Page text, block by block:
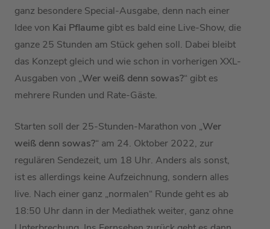
ganz besondere Special-Ausgabe, denn nach einer
Idee von Kai Pflaume gibt es bald eine Live-Show, die
ganze 25 Stunden am Stück gehen soll. Dabei bleibt
das Konzept gleich und wie schon in vorherigen XXL-
Ausgaben von „Wer weiß denn sowas?“ gibt es
mehrere Runden und Rate-Gäste.
Starten soll der 25-Stunden-Marathon von „Wer
weiß denn sowas?“ am 24. Oktober 2022, zur
regulären Sendezeit, um 18 Uhr. Anders als sonst,
ist es allerdings keine Aufzeichnung, sondern alles
live. Nach einer ganz „normalen“ Runde geht es ab
18:50 Uhr dann in der Mediathek weiter, ganz ohne